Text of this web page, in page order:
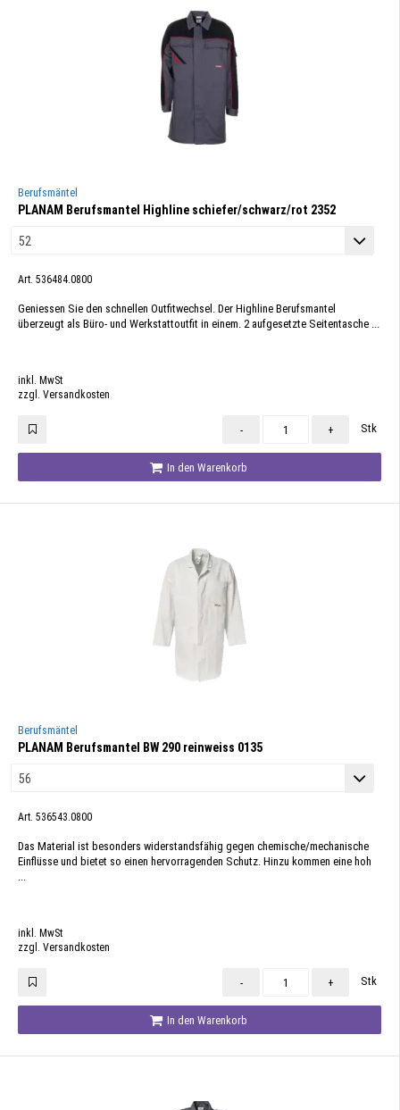
Berufsmäntel
PLANAM Berufsmantel Highline schiefer/schwarz/rot 2352
Art. 536484.0800
Geniessen Sie den schnellen Outfitwechsel. Der Highline Berufsmantel
überzeugt als Büro- und Werkstattoutfit in einem. 2 aufgesetzte Seitentasche ...
inkl. MwSt
zzgl. Versandkosten
- + Stk
In den Warenkorb
Berufsmäntel
PLANAM Berufsmantel BW 290 reinweiss 0135
Art. 536543.0800
Das Material ist besonders widerstandsfähig gegen chemische/mechanische
Einflüsse und bietet so einen hervorragenden Schutz. Hinzu kommen eine hoh
...
inkl. MwSt
zzgl. Versandkosten
- + Stk
In den Warenkorb